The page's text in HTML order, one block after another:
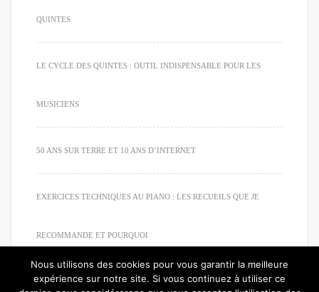
QUINTES
LE CYCLE DES QUINTES : OUTIL INDISPENSABLE POUR LES
MUSICIENS
50 ANS SUR TERRE ET 10 ANS D’INTERNET
EXERCICES TECHNIQUES AU PIANO : LES RECUEILS QUE JE
RECOMMANDE ET POURQUOI
Nous utilisons des cookies pour vous garantir la meilleure
expérience sur notre site. Si vous continuez à utiliser ce